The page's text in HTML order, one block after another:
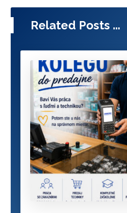
Related Posts ...